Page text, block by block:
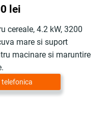
lei
cereale, 4.2 kW, 3200
mare si suport
macinare si maruntire